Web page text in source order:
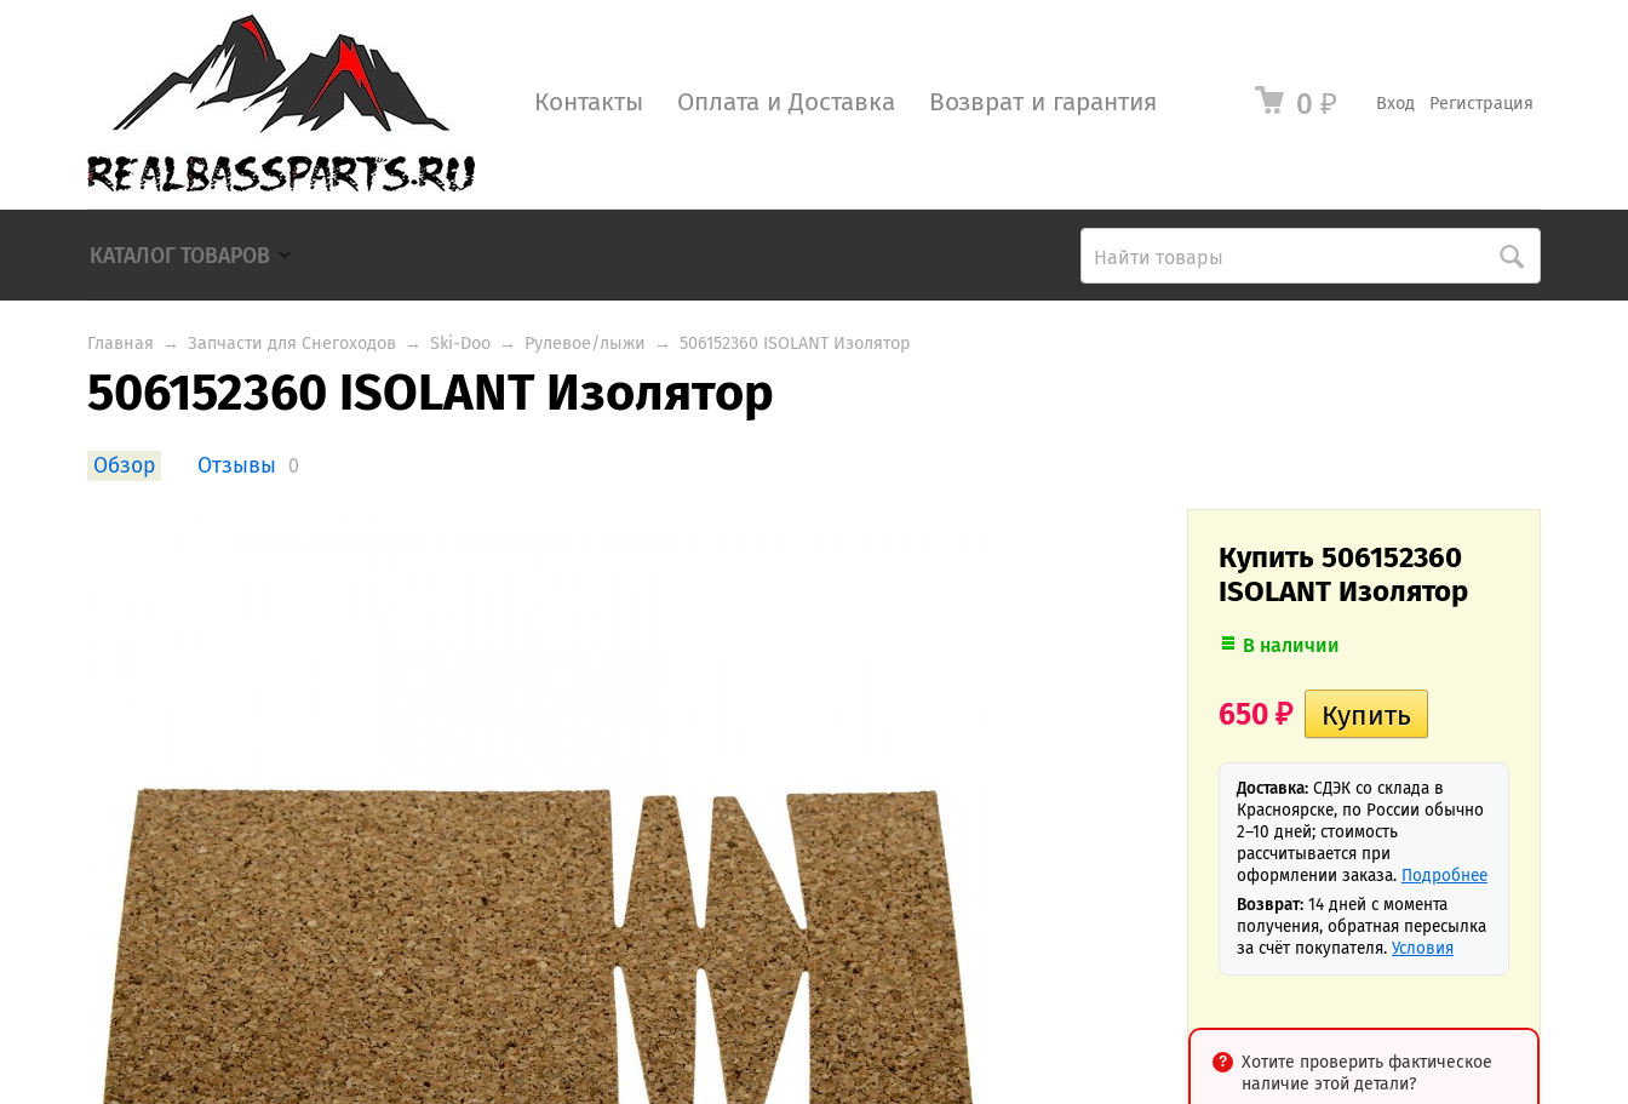
Вход Регистрация
0 ₽
Контакты Оплата и Доставка Возврат и гарантия
КАТАЛОГ ТОВАРОВ
Главная → Запчасти для Снегоходов → Ski-Doo → Рулевое/лыжи → 506152360 ISOLANT Изолятор
506152360 ISOLANT Изолятор
Обзор Отзывы 0
Купить 506152360
ISOLANT Изолятор
В наличии
650 ₽
Доставка: СДЭК со склада в
Красноярске, по России обычно
2–10 дней; стоимость
рассчитывается при
оформлении заказа. Подробнее
Возврат: 14 дней с момента
получения, обратная пересылка
за счёт покупателя. Условия
Хотите проверить фактическое
наличие этой детали?